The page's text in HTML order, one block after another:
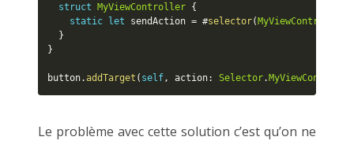
struct MyViewController {
static let sendAction = #selector(MyViewController
}
}
button.addTarget ( self, action: Selector.
Le problème avec cette solution c’est qu’on ne